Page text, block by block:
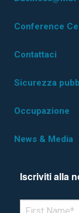
Conference
Contattaci
Sicurezza
Occupazione
News & Media
Iscriviti alla
*Denotes
FIRST NAME